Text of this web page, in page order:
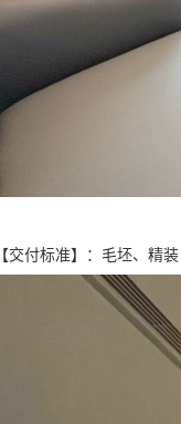
【交付标准】：毛坯、精